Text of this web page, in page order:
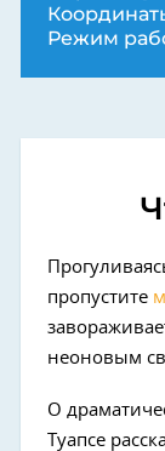
Режим
пропустите
неоновым
О
Туапсе